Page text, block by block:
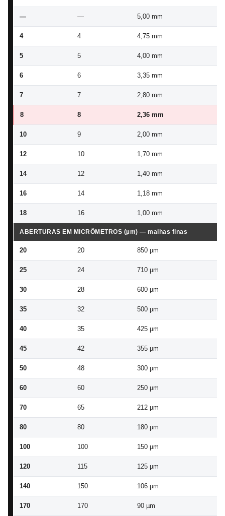
— — 5,00 mm
4 4 4,75 mm
5 5 4,00 mm
6 6 3,35 mm
7 7 2,80 mm
8 8 2,36 mm
10 9 2,00 mm
12 10 1,70 mm
14 12 1,40 mm
16 14 1,18 mm
18 16 1,00 mm
ABERTURAS EM MICRÔMETROS (µm) — malhas finas
20 20 850 µm
25 24 710 µm
30 28 600 µm
35 32 500 µm
40 35 425 µm
45 42 355 µm
50 48 300 µm
60 60 250 µm
70 65 212 µm
80 80 180 µm
100 100 150 µm
120 115 125 µm
140 150 106 µm
170 170 90 µm